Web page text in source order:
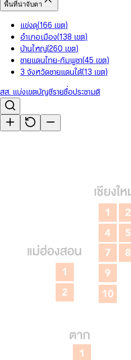
พื้นที่น่าจับตา
แข่งดุ(166 เขต)
อำเภอเมือง(138 เขต)
บ้านใหญ่(260 เขต)
ชายแดนไทย-กัมพูชา(45 เขต)
3 จังหวัดชายแดนใต้(13 เขต)
สส. แบ่งเขตบัญชีรายชื่อประชามติ